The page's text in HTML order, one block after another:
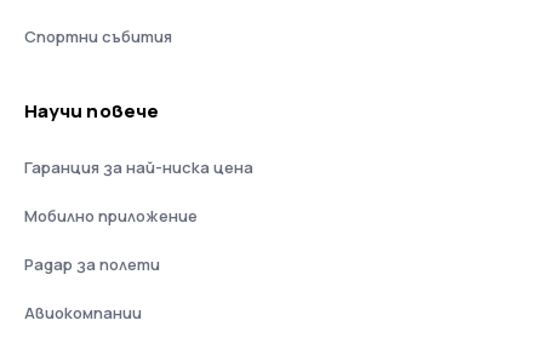
Спортни събития
Научи повече
Гаранция за най-ниска цена
Мобилно приложение
Радар за полети
Авиокомпании